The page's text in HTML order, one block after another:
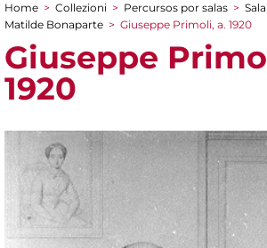
You are here
Home > Collezioni > Percursos por salas >
Matilde Bonaparte > Giuseppe Primoli, a. 1920
Giuseppe
1920